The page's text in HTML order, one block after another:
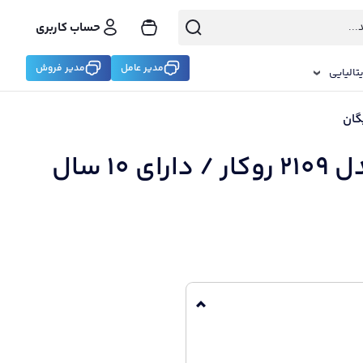
حساب کاربری
مدیر عامل مدیر فروش
سینک ظرفشویی پرنیان مدل 2109 روکار / دارای 10 سال